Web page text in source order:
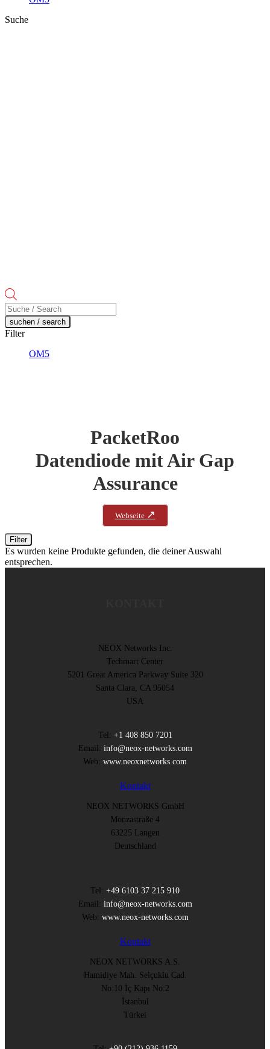
Suche
Products
search
suchen / search
Filter
OM5
PacketRoo
Datendiode mit Air Gap
Assurance
Webseite ↗
Filter
Es wurden keine Produkte gefunden, die deiner Auswahl
entsprechen.
NEOX Networks Inc.
Techmart Center
5201 Great America Parkway Suite 320
Santa Clara, CA 95054
USA
Tel: +1 408 850 7201
Email: info@neox-networks.com
Web: www.neoxnetworks.com
Kontakt
NEOX NETWORKS GmbH
Monzastraße 4
63225 Langen
Deutschland
Tel: +49 6103 37 215 910
Email: info@neox-networks.com
Web: www.neox-networks.com
Kontakt
NEOX NETWORKS A.S.
Hamidiye Mah. Selçuklu Cad.
No:10 İç Kapı No:2
İstanbul
Türkei